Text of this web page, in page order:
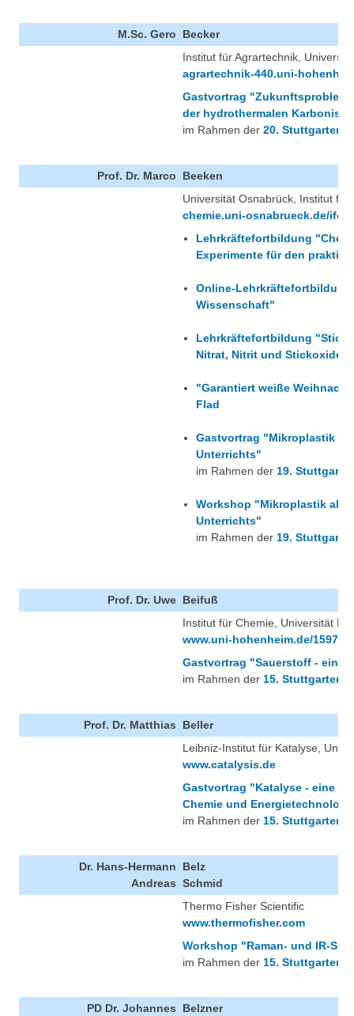
M.Sc. Gero
Becker
Institut für Agrartechnik,
agrartechnik-440.uni-
Gastvortrag "Zukunftsproblem
der hydrothermalen
im Rahmen der 20. Stuttgarter
Prof. Dr. Marco
Beeken
Universität Osnabrück, Institut
chemie.uni-osnabrueck.de/
Lehrkräftefortbildung
Experimente für den
Online-
Wissenschaft"
Lehrkräftefortbildung
Nitrat, Nitrit und Stickoxide"
"Garantiert weiße
Flad
Gastvortrag "Mikroplastik
Unterrichts"
im Rahmen der 19.
Workshop "Mikroplastik als
Unterrichts"
im Rahmen der 19.
Prof. Dr. Uwe Beifuß
Institut für Chemie, Universität
www.uni-hohenheim.de/
Gastvortrag "Sauerstoff - ein
im Rahmen der 15. Stuttgarter
Prof. Dr. Matthias
Beller
Leibniz-Institut für Katalyse,
www.catalysis.de
Gastvortrag "Katalyse - eine
Chemie und
im Rahmen der 15. Stuttgarter
Dr. Hans-Hermann
Andreas
Belz
Schmid
Thermo Fisher Scientific
www.thermofisher.com
Workshop "Raman- und IR-
im Rahmen der 15. Stuttgarter
PD Dr. Johannes
Belzner